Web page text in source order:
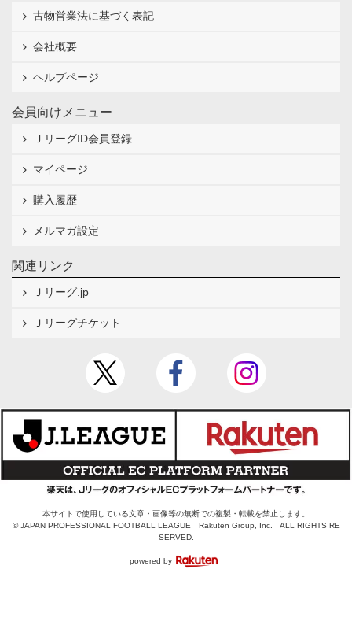
古物営業法に基づく表記
会社概要
ヘルプページ
会員向けメニュー
ＪリーグID会員登録
マイページ
購入履歴
メルマガ設定
関連リンク
Ｊリーグ.jp
Ｊリーグチケット
本サイトで使用している文章・画像等の無断での複製・転載を禁止します。
© JAPAN PROFESSIONAL FOOTBALL LEAGUE Rakuten Group, Inc. ALL RIGHTS RE
SERVED.
powered by